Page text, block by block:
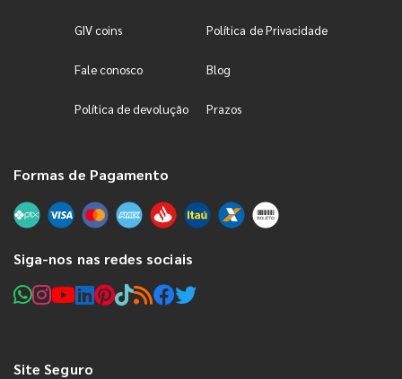
GIV coins Política de Privacidade
Fale conosco Blog
Política de devolução Prazos
Formas de Pagamento
Siga-nos nas redes sociais
Site Seguro